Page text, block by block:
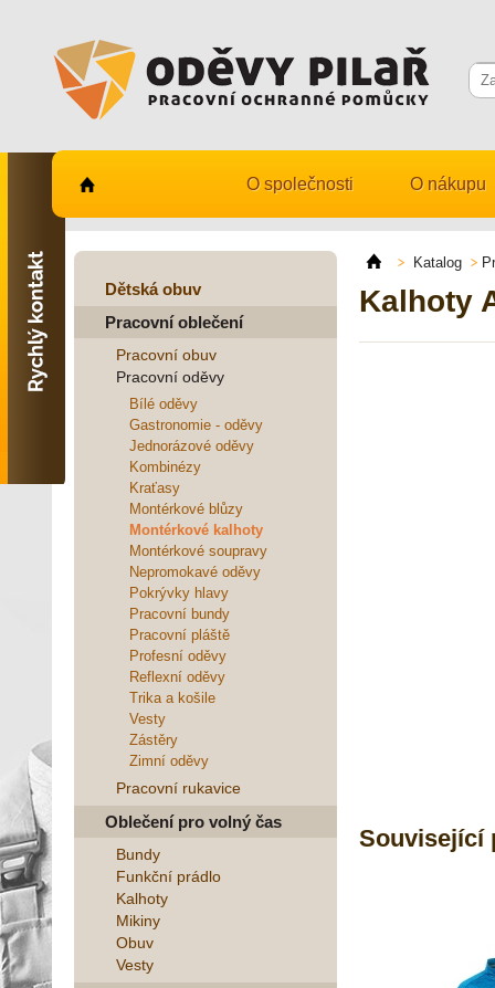
O společnosti O nákupu
Dětská obuv
Pracovní oblečení
Pracovní obuv
Pracovní oděvy
Bílé oděvy
Gastronomie - oděvy
Jednorázové oděvy
Kombinézy
Kraťasy
Montérkové blůzy
Montérkové kalhoty
Montérkové soupravy
Nepromokavé oděvy
Pokrývky hlavy
Pracovní bundy
Pracovní pláště
Profesní oděvy
Reflexní oděvy
Trika a košile
Vesty
Zástěry
Zimní oděvy
Pracovní rukavice
Oblečení pro volný čas
Bundy
Funkční prádlo
Kalhoty
Mikiny
Obuv
Vesty
Katalog
Kalhoty
Související
Kontaktujte nás
731 482 530
info@odevy-pilar.cz
Provozovna:
Hradec Králové
Provozovna:
Stavební 1140, 500 03
Hradec Králové